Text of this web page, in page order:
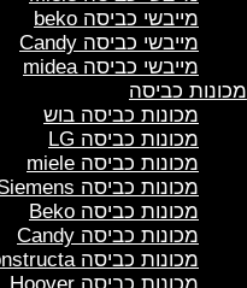
מייבשי כביסה beko
מייבשי כביסה Candy
מייבשי כביסה midea
מכונות כביסה
מכונות כביסה בוש
מכונות כביסה LG
מכונות כביסה miele
מכונות כביסה Siemens
מכונות כביסה Beko
מכונות כביסה Candy
מכונות כביסה Constructa